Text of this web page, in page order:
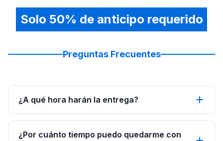
Solo 50% de anticipo requerido
Preguntas Frecuentes
¿A qué hora harán la entrega?
¿Por cuánto tiempo puedo quedarme con